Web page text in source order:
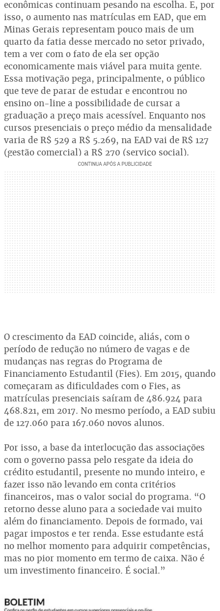
econômicas continuam pesando na escolha. E, por
isso, o aumento nas matrículas em EAD, que em
Minas Gerais representam pouco mais de um
quarto da fatia desse mercado no setor privado,
tem a ver com o fato de ela ser opção
economicamente mais viável para muita gente.
Essa motivação pega, principalmente, o público
que teve de parar de estudar e encontrou no
ensino on-line a possibilidade de cursar a
graduação a preço mais acessível. Enquanto nos
cursos presenciais o preço médio da mensalidade
varia de R$ 529 a R$ 5.269, na EAD vai de R$ 127
(gestão comercial) a R$ 270 (serviço social).
O crescimento da EAD coincide, aliás, com o
período de redução no número de vagas e de
mudanças nas regras do Programa de
Financiamento Estudantil (Fies). Em 2015, quando
começaram as dificuldades com o Fies, as
matrículas presenciais saíram de 486.924 para
468.821, em 2017. No mesmo período, a EAD subiu
de 127.060 para 167.060 novos alunos.
Por isso, a base da interlocução das associações
com o governo passa pelo resgate da ideia do
crédito estudantil, presente no mundo inteiro, e
fazer isso não levando em conta critérios
financeiros, mas o valor social do programa. “O
retorno desse aluno para a sociedade vai muito
além do financiamento. Depois de formado, vai
pagar impostos e ter renda. Esse estudante está
no melhor momento para adquirir competências,
mas no pior momento em termo de caixa. Não é
um investimento financeiro. É social.”